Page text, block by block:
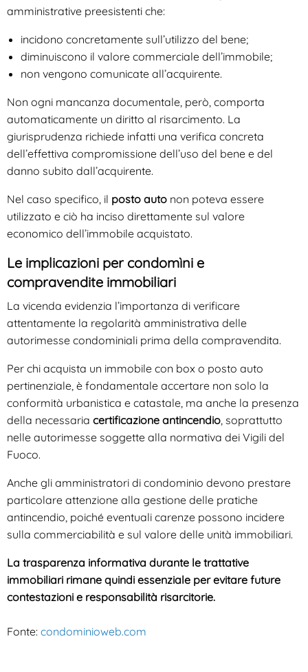
amministrative preesistenti che:
incidono concretamente sull’utilizzo del bene;
diminuiscono il valore commerciale dell’immobile;
non vengono comunicate all’acquirente.
Non ogni mancanza documentale, però, comporta
automaticamente un diritto al risarcimento. La
giurisprudenza richiede infatti una verifica concreta
dell’effettiva compromissione dell’uso del bene e del
danno subito dall’acquirente.
Nel caso specifico, il posto auto non poteva essere
utilizzato e ciò ha inciso direttamente sul valore
economico dell’immobile acquistato.
Le implicazioni per condomìni e
compravendite immobiliari
La vicenda evidenzia l’importanza di verificare
attentamente la regolarità amministrativa delle
autorimesse condominiali prima della compravendita.
Per chi acquista un immobile con box o posto auto
pertinenziale, è fondamentale accertare non solo la
conformità urbanistica e catastale, ma anche la presenza
della necessaria certificazione antincendio, soprattutto
nelle autorimesse soggette alla normativa dei Vigili del
Fuoco.
Anche gli amministratori di condominio devono prestare
particolare attenzione alla gestione delle pratiche
antincendio, poiché eventuali carenze possono incidere
sulla commerciabilità e sul valore delle unità immobiliari.
La trasparenza informativa durante le trattative
immobiliari rimane quindi essenziale per evitare future
contestazioni e responsabilità risarcitorie.
Fonte: condominioweb.com